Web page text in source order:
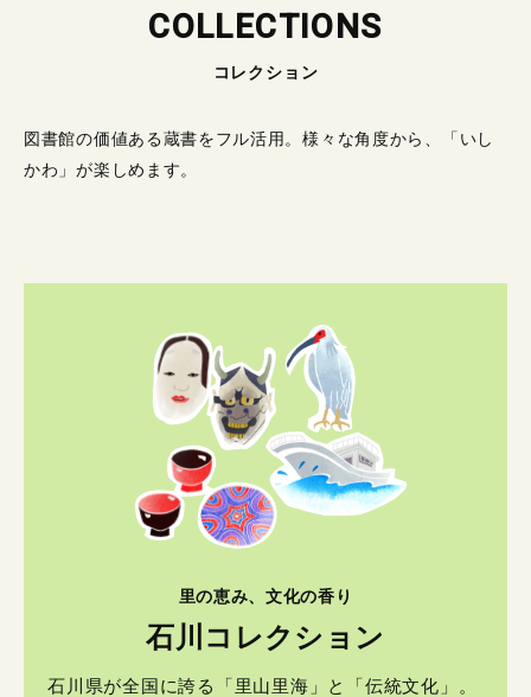
COLLECTIONS
コレクション
図書館の価値ある蔵書をフル活用。様々な角度から、「いし
かわ」が楽しめます。
里の恵み、文化の香り
石川コレクション
石川県が全国に誇る「里山里海」と「伝統文化」。